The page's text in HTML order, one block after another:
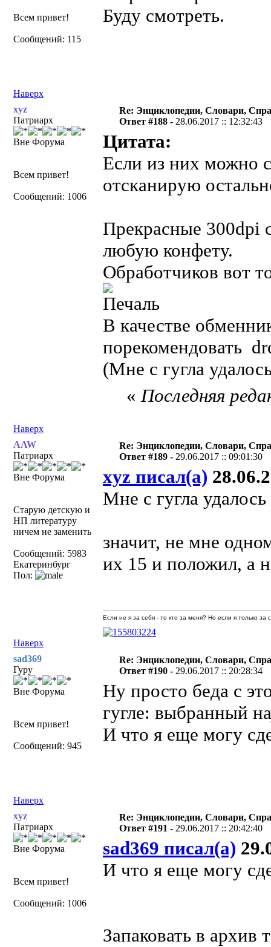
Всем привет!
Сообщений: 115
Буду смотреть.
Наверх
xyz
Патриарх
Вне Форума
Всем привет!
Сообщений: 1006
Re: Энциклопедии, Словари,
Ответ #188 - 28.06.2017 :: 12:32:43
Цитата:
Если из них можно
отсканирую
Прекрасные
любую конфету.
Обработчиков вот
.
В качестве
порекомендовать
(Мне с гугла
Наверх
«Последняя
AAW
Патриарх
Вне Форума
Старую детскую и
НП литературу
ничем не заменить
Сообщений: 5983
Екатеринбург
Пол:
Re: Энциклопедии, Словари,
Ответ #189 - 29.06.2017 :: 09:01:30
xyz писал(а)
Мне с гугла
значит, не мне
их 15 и положил, а
Наверх
Если не я за себя - то кто за меня? Но если я только
sad369
Гуру
Вне Форума
Всем привет!
Сообщений: 945
Re: Энциклопедии, Словари,
Ответ #190 - 29.06.2017 :: 20:28:34
Ну просто беда с
гугле: выбранный
И что я еще могу
Наверх
xyz
Патриарх
Вне Форума
Всем привет!
Сообщений: 1006
Re: Энциклопедии, Словари,
Ответ #191 - 29.06.2017 :: 20:42:40
sad369 писал(а)
И что я еще могу
Запаковать в